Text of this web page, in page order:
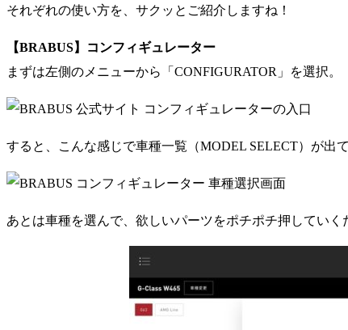
それぞれの使い方を、サクッとご紹介しますね！
【BRABUS】コンフィギュレーター
まずは左側のメニューから「CONFIGURATOR」を選択。
すると、こんな感じで車種一覧（MODEL SELECT）が出て
あとは車種を選んで、欲しいパーツをポチポチ押してい